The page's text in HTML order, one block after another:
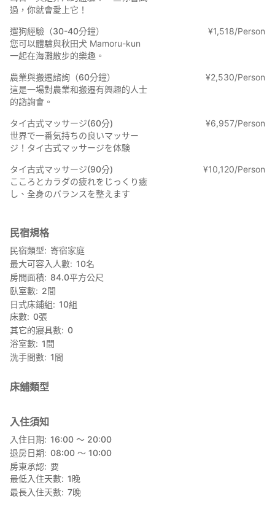
過，你就會愛上它！
遛狗經驗（30-40分鐘）
您可以體驗與秋田犬 Mamoru-kun
一起在海灘散步的樂趣。
¥1,518/Person
農業與搬遷諮詢（60分鐘）
這是一場對農業和搬遷有興趣的人士
的諮詢會。
¥2,530/Person
タイ古式マッサージ(60分)
世界で一番気持ちの良いマッサー
ジ！タイ古式マッサージを体験
¥6,957/Person
タイ古式マッサージ(90分)
こころとカラダの疲れをじっくり癒
し、全身のバランスを整えます
¥10,120/Person
民宿規格
民宿類型
寄宿家庭
最大可容入人數 10名
房間面積 84.0平方公尺
臥室數
2間
日式床鋪組
10組
床數 0張
其它的寢具數 0
浴室數 1間
洗手間數 1間
床舖類型
入住須知
入住日期
16:00 〜 20:00
退房日期
08:00 〜 10:00
房東承認
要
最低入住天數 1晚
最長入住天數 7晚